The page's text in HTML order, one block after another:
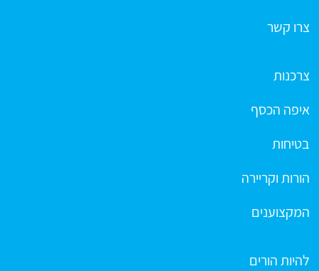
צרו קשר
צרכנות
איפה הכסף
בטיחות
הורות וקריירה
המקצוענים
להיות הורים